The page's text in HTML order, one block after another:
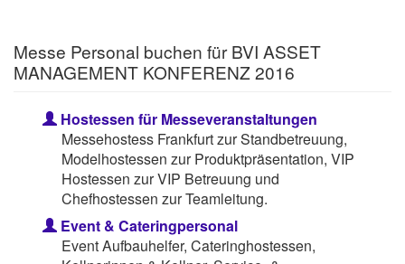
Messe Personal buchen für BVI ASSET
MANAGEMENT KONFERENZ 2016
Hostessen für Messeveranstaltungen
Messehostess Frankfurt zur Standbetreuung,
Modelhostessen zur Produktpräsentation, VIP
Hostessen zur VIP Betreuung und
Chefhostessen zur Teamleitung.
Event & Cateringpersonal
Event Aufbauhelfer, Cateringhostessen,